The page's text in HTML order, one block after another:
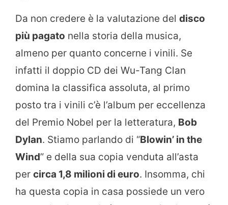
Da non credere è la valutazione del disco
più pagato nella storia della musica,
almeno per quanto concerne i vinili. Se
infatti il doppio CD dei Wu-Tang Clan
domina la classifica assoluta, al primo
posto tra i vinili c’è l’album per eccellenza
del Premio Nobel per la letteratura, Bob
Dylan. Stiamo parlando di “Blowin’ in the
Wind” e della sua copia venduta all’asta
per circa 1,8 milioni di euro. Insomma, chi
ha questa copia in casa possiede un vero